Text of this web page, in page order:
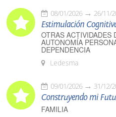
08/01/2026 26/11/
Estimulación
OTRAS ACTIVIDADES
AUTONOMÍA
DEPENDENCIA
Ledesma
09/01/2026 31/12/
Construyendo mi
FAMILIA